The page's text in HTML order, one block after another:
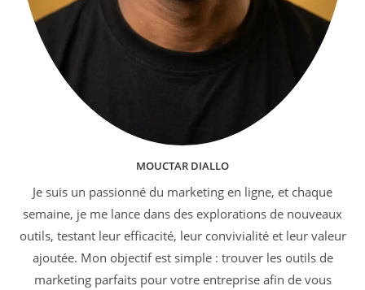
MOUCTAR DIALLO
Je suis un passionné du marketing en ligne, et chaque
semaine, je me lance dans des explorations de nouveaux
outils, testant leur efficacité, leur convivialité et leur valeur
ajoutée. Mon objectif est simple : trouver les outils de
marketing parfaits pour votre entreprise afin de vous